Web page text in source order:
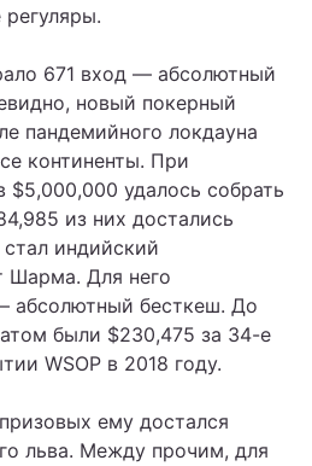
регуляры.
671 вход — абсолютный
новый покерный
пандемийного локдауна
континенты. При
$5,000,000 удалось собрать
из них достались
индийский
Шарма. Для него
абсолютный бесткеш. До
были $230,475 за 34-е
WSOP в 2018 году.
ему достался
льва. Между прочим, для